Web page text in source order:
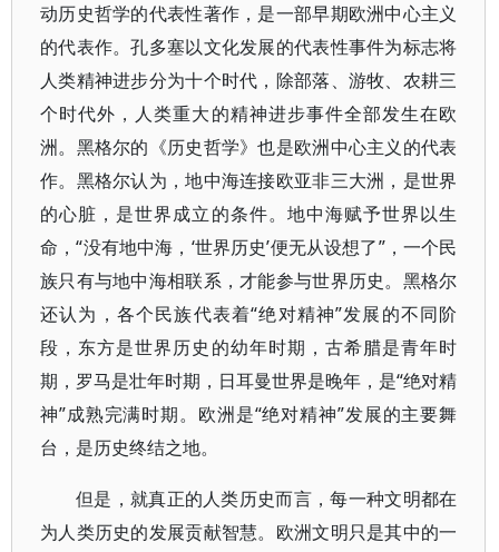
动历史哲学的代表性著作，是一部早期欧洲中心主义
的代表作。孔多塞以文化发展的代表性事件为标志将
人类精神进步分为十个时代，除部落、游牧、农耕三
个时代外，人类重大的精神进步事件全部发生在欧
洲。黑格尔的《历史哲学》也是欧洲中心主义的代表
作。黑格尔认为，地中海连接欧亚非三大洲，是世界
的心脏，是世界成立的条件。地中海赋予世界以生
命，“没有地中海，‘世界历史’便无从设想了”，一个民
族只有与地中海相联系，才能参与世界历史。黑格尔
还认为，各个民族代表着“绝对精神”发展的不同阶
段，东方是世界历史的幼年时期，古希腊是青年时
期，罗马是壮年时期，日耳曼世界是晚年，是“绝对精
神”成熟完满时期。欧洲是“绝对精神”发展的主要舞
台，是历史终结之地。
但是，就真正的人类历史而言，每一种文明都在
为人类历史的发展贡献智慧。欧洲文明只是其中的一